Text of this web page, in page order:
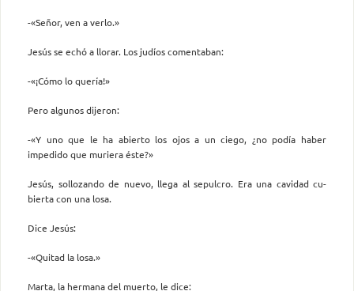
-«Señor, ven a verlo.»
Jesús se echó a llorar. Los judíos comentaban:
-«¡Cómo lo quería!»
Pero algunos dijeron:
-«Y uno que le ha abierto los ojos a un ciego, ¿no podía haber
impedido que muriera éste?»
Jesús, sollozando de nuevo, llega al sepulcro. Era una cavidad cu­
bierta con una losa.
Dice Jesús:
-«Quitad la losa.»
Marta, la hermana del muerto, le dice: